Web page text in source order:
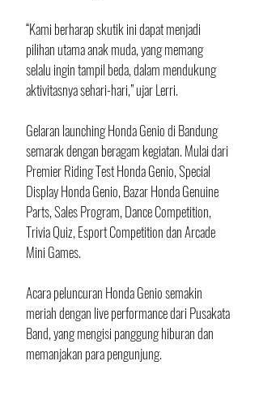
“Kami berharap skutik ini dapat menjadi
pilihan utama anak muda, yang memang
selalu ingin tampil beda, dalam mendukung
aktivitasnya sehari-hari,” ujar Lerri.
Gelaran launching Honda Genio di Bandung
semarak dengan beragam kegiatan. Mulai dari
Premier Riding Test Honda Genio, Special
Display Honda Genio, Bazar Honda Genuine
Parts, Sales Program, Dance Competition,
Trivia Quiz, Esport Competition dan Arcade
Mini Games.
Acara peluncuran Honda Genio semakin
meriah dengan live performance dari Pusakata
Band, yang mengisi panggung hiburan dan
memanjakan para pengunjung.